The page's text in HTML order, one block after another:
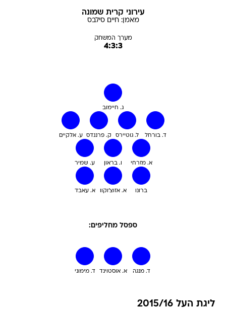
עירוני קרית שמונה
מאמן:חיים סילבס
מערך המשחק
4:3:3
ג. חיימוב
ע. אלקיים ק. פרננדס ל. גוטיירס ד. בורחל
ע. שמיר ו. בראון א. מזרחי
א. עאבד א. אזוצ'וקוו ברונו
ספסל מחליפים:
ד. מימוני א. אוסטוינד ד. מנגה
ליגת העל 2015/16